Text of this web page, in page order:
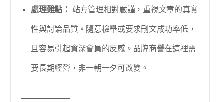
處理難點： 站方管理相對嚴謹，重視文章的真實
性與討論品質。隨意檢舉或要求刪文成功率低，
且容易引起資深會員的反感。品牌商譽在這裡需
要長期經營，非一朝一夕可改變。